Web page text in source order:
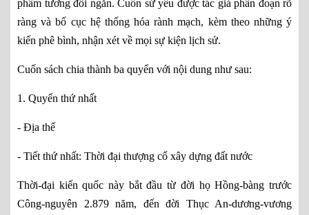
phẩm tương đối ngắn. Cuốn sử yếu được tác giả phân đoạn rõ
ràng và bố cục hệ thống hóa rành mạch, kèm theo những ý
kiến phê bình, nhận xét về mọi sự kiện lịch sử.
Cuốn sách chia thành ba quyển với nội dung như sau:
1. Quyển thứ nhất
- Địa thế
- Tiết thứ nhất: Thời đại thượng cổ xây dựng đất nước
Thời-đại kiến quốc này bắt đầu từ đời họ Hồng-bàng trước
Công-nguyên 2.879 năm, đến đời Thục An-dương-vương